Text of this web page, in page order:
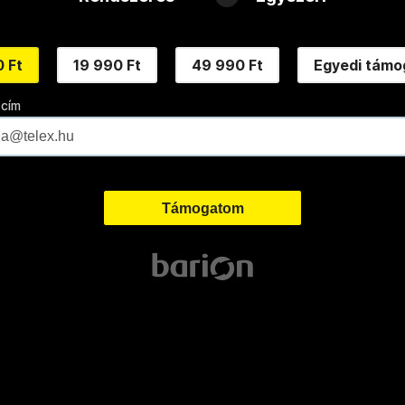
Ft 19 990 Ft 49 990 Ft Egyedi